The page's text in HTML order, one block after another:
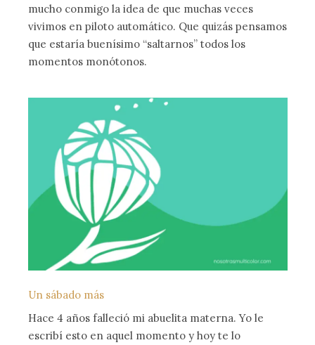
mucho conmigo la idea de que muchas veces
vivimos en piloto automático. Que quizás pensamos
que estaría buenísimo “saltarnos” todos los
momentos monótonos.
Un sábado más
Hace 4 años falleció mi abuelita materna. Yo le
escribí esto en aquel momento y hoy te lo